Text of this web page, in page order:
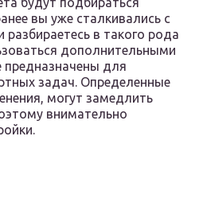
вы уже сталкивались с
в такого рода
дополнительными
предназначены для
задач. Определенные
могут замедлить
внимательно